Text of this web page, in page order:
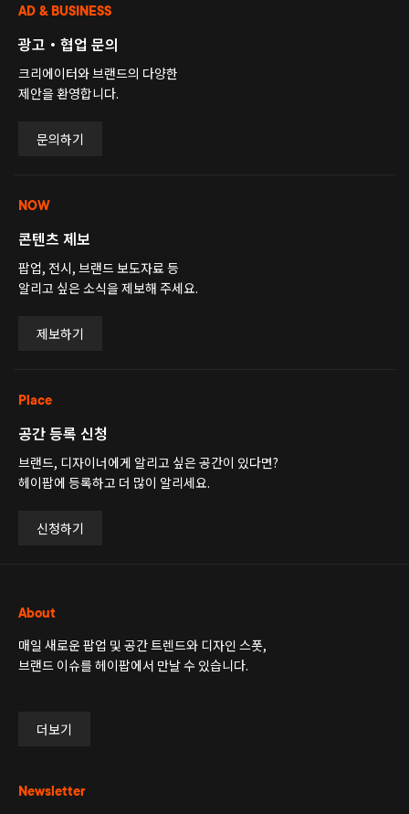
AD & BUSINESS
광고・협업 문의
크리에이터와 브랜드의 다양한
제안을 환영합니다.
문의하기
NOW
콘텐츠 제보
팝업, 전시, 브랜드 보도자료 등
알리고 싶은 소식을 제보해 주세요.
제보하기
Place
공간 등록 신청
브랜드, 디자이너에게 알리고 싶은 공간이 있다면?
헤이팝에 등록하고 더 많이 알리세요.
신청하기
About
매일 새로운 팝업 및 공간 트렌드와 디자인 스폿,
브랜드 이슈를 헤이팝에서 만날 수 있습니다.
더보기
Newsletter